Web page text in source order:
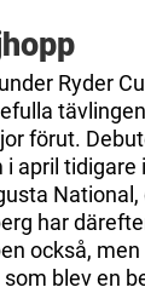
Ryder
förut.
april tidigare
National,
har
också,
blev en